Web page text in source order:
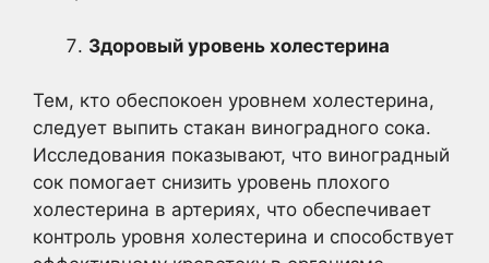
Здоровый уровень холестерина
Тем, кто обеспокоен уровнем холестерина,
следует выпить стакан виноградного сока.
Исследования показывают, что виноградный
сок помогает снизить уровень плохого
холестерина в артериях, что обеспечивает
контроль уровня холестерина и способствует